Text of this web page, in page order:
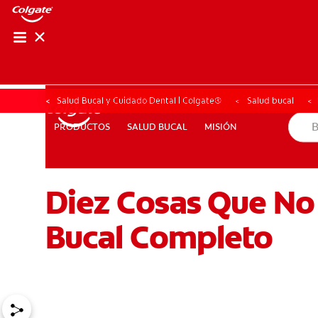
PRODUCTOS SALUD BUCAL MISIÓN
PARA PROFESIONALES PROMOCIONES GT (ES)
PRODUCTOS SALUD BUCAL MISIÓN
CHEQUEO DE
Salud Bucal y Cuidado Dental | Colgate® Salud bucal
Diez Cosas Que
Bucal Completo